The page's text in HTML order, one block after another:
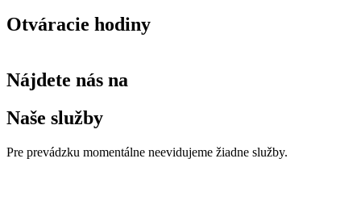
Otváracie hodiny
Nájdete nás na
Naše služby
Pre prevádzku momentálne neevidujeme žiadne služby.